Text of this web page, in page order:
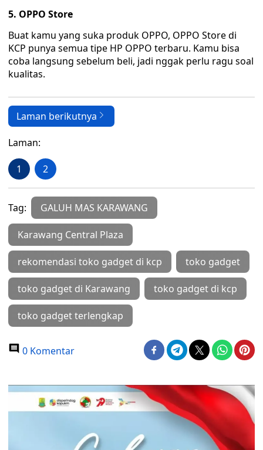
5. OPPO Store
Buat kamu yang suka produk OPPO, OPPO Store di
KCP punya semua tipe HP OPPO terbaru. Kamu bisa
coba langsung sebelum beli, jadi nggak perlu ragu soal
kualitas.
Laman berikutnya
Laman:
1 2
Tag: GALUH MAS KARAWANG
Karawang Central Plaza
rekomendasi toko gadget di kcp toko gadget
toko gadget di Karawang toko gadget di kcp
toko gadget terlengkap
0 Komentar